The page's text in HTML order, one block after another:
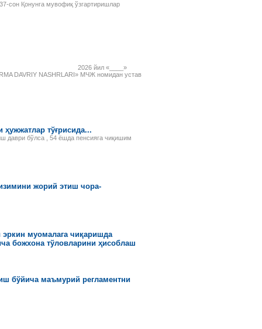
основных средств,
сон Қонунга мувофиқ ўзгартиришлар
ш. 2026 йил «____»
DAVRIY NASHRLARI» МЧЖ номидан устав
тўғрисида...
даври бўлса , 54 ёшда пенсияга чиқишим
жорий этиш чора-
эркин муомалага чиқаришда
божхона тўловларини ҳисоблаш
бўйича маъмурий регламентни